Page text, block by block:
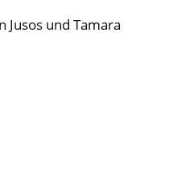
Jusos und Tamara